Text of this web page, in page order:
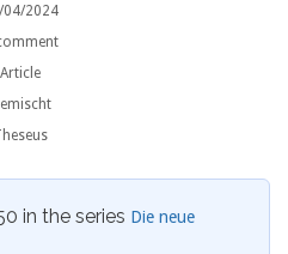
04/2024
Article
in the series Die neue